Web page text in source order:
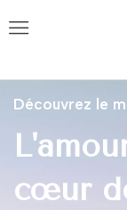
Découvrez le
cœur